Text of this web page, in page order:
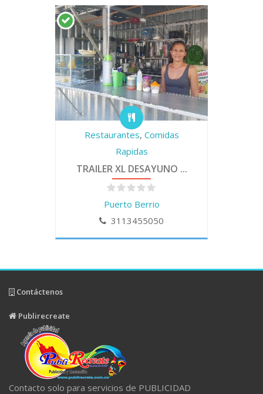
Restaurantes, Comidas
Rapidas
TRAILER XL DESAYUNO ...
Puerto Berrio
3113455050
Contáctenos
Publirecreate
Contacto solo para servicios de PUBLICIDAD